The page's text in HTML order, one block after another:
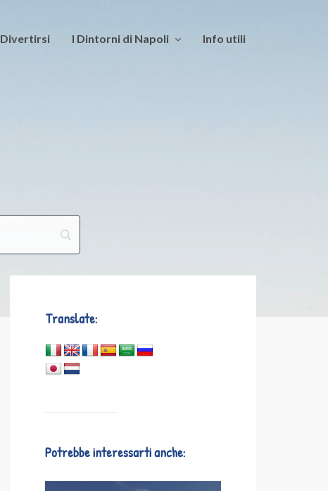
Divertirsi I Dintorni di Napoli Info utili
Translate:
Potrebbe interessarti anche: